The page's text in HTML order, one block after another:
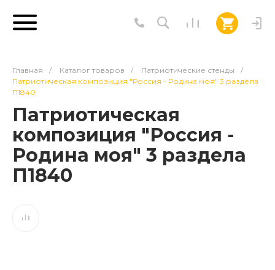
Главная / Каталог товаров / Патриотические стенды
/
Патриотическая композиция "Россия - Родина моя" 3 раздела
П1840
Патриотическая
композиция "Россия -
Родина моя" 3 раздела
П1840